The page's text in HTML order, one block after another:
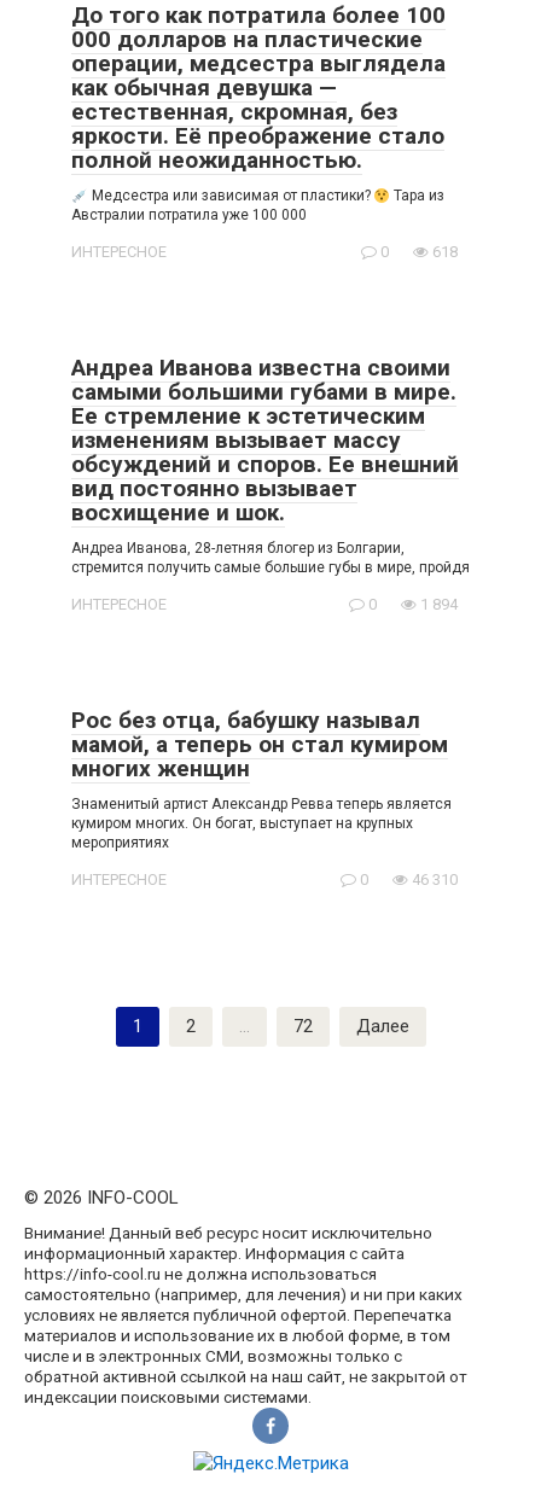
До того как потратила более 100
000 долларов на пластические
операции, медсестра выглядела
как обычная девушка —
естественная, скромная, без
яркости. Её преображение стало
полной неожиданностью.
Медсестра или зависимая от пластики?
Тара из
Австралии потратила уже 100 000
ИНТЕРЕСНОЕ 0 618
Андреа Иванова известна своими
самыми большими губами в мире.
Ее стремление к эстетическим
изменениям вызывает массу
обсуждений и споров. Ее внешний
вид постоянно вызывает
восхищение и шок.
Андреа Иванова, 28-летняя блогер из Болгарии,
стремится получить самые большие губы в мире, пройдя
ИНТЕРЕСНОЕ 0 1 894
Рос без отца, бабушку называл
мамой, а теперь он стал кумиром
многих женщин
Знаменитый артист Александр Ревва теперь является
кумиром многих. Он богат, выступает на крупных
мероприятиях
ИНТЕРЕСНОЕ 0 46 310
1 2 … 72 Далее
© 2026 INFO-COOL
Внимание! Данный веб ресурс носит исключительно
информационный характер. Информация с сайта
https://info-cool.ru не должна использоваться
самостоятельно (например, для лечения) и ни при каких
условиях не является публичной офертой. Перепечатка
материалов и использование их в любой форме, в том
числе и в электронных СМИ, возможны только с
обратной активной ссылкой на наш сайт, не закрытой от
индексации поисковыми системами.